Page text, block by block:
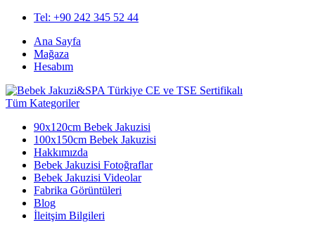
Skip
navigation
Skip
content
Tel: +90 242 345 52 44
Ana Sayfa
Mağaza
Hesabım
Tüm Kategoriler
90x120cm Bebek Jakuzisi
100x150cm Bebek Jakuzisi
Hakkımızda
Bebek Jakuzisi Fotoğraflar
Bebek Jakuzisi Videolar
Fabrika Görüntüleri
Blog
İleitşim Bilgileri